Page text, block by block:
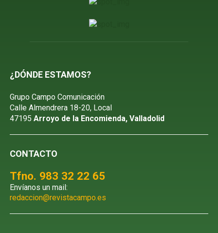
¿DÓNDE ESTAMOS?
Grupo Campo Comunicación
Calle Almendrera 18-20, Local
47195 Arroyo de la Encomienda, Valladolid
CONTACTO
Tfno. 983 32 22 65
Envíanos un mail:
redaccion@revistacampo.es